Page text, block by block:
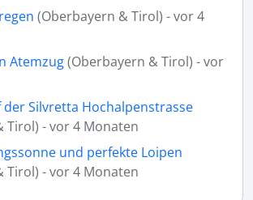
(Oberbayern & Tirol) - vor 4
Atemzug(Oberbayern & Tirol) - vor
Silvretta Hochalpenstrasse
Tirol) - vor 4 Monaten
und perfekte Loipen
Tirol) - vor 4 Monaten